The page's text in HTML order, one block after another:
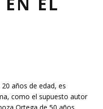
años de edad, es
como el supuesto autor